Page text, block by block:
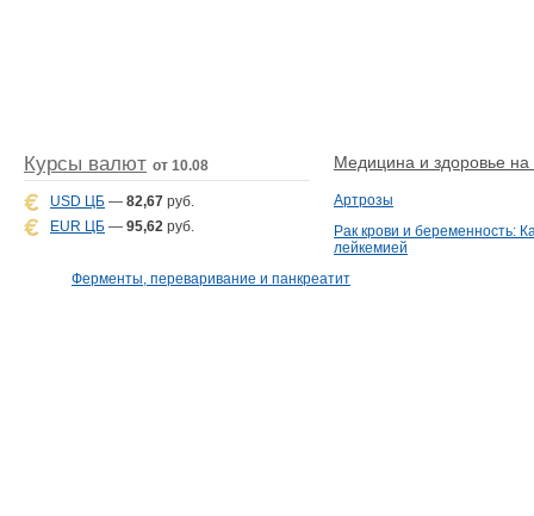
Курсы валют от 10.08
USD ЦБ — 82,67 руб.
EUR ЦБ — 95,62 руб.
Медицина и здоровье на
Артрозы
Рак крови и беременность:
лейкемией
Ферменты, переваривание и панкреатит